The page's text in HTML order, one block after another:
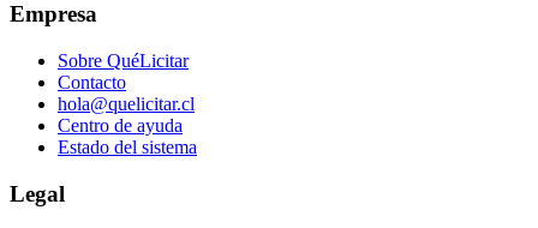
Empresa
Sobre QuéLicitar
Contacto
hola@quelicitar.cl
Centro de ayuda
Estado del sistema
Legal